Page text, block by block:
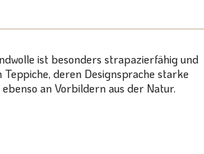
ist besonders strapazierfähig und
deren Designsprache starke
an Vorbildern aus der Natur.